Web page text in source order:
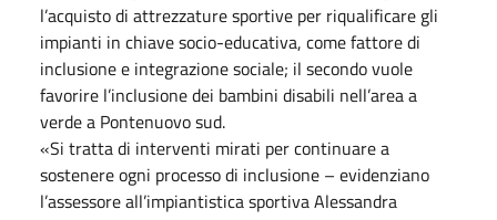
l’acquisto di attrezzature sportive per riqualificare gli
impianti in chiave socio-educativa, come fattore di
inclusione e integrazione sociale; il secondo vuole
favorire l’inclusione dei bambini disabili nell’area a
verde a Pontenuovo sud.
«Si tratta di interventi mirati per continuare a
sostenere ogni processo di inclusione – evidenziano
l’assessore all’impiantistica sportiva Alessandra